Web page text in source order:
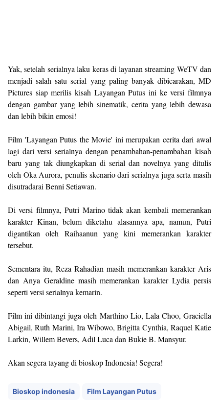
Yak, setelah serialnya laku keras di layanan streaming WeTV dan
menjadi salah satu serial yang paling banyak dibicarakan, MD
Pictures siap merilis kisah Layangan Putus ini ke versi filmnya
dengan gambar yang lebih sinematik, cerita yang lebih dewasa
dan lebih bikin emosi!
Film 'Layangan Putus the Movie' ini merupakan cerita dari awal
lagi dari versi serialnya dengan penambahan-penambahan kisah
baru yang tak diungkapkan di serial dan novelnya yang ditulis
oleh Oka Aurora, penulis skenario dari serialnya juga serta masih
disutradarai Benni Setiawan.
Di versi filmnya, Putri Marino tidak akan kembali memerankan
karakter Kinan, belum diketahu alasannya apa, namun, Putri
digantikan oleh Raihaanun yang kini memerankan karakter
tersebut.
Sementara itu, Reza Rahadian masih memerankan karakter Aris
dan Anya Geraldine masih memerankan karakter Lydia persis
seperti versi serialnya kemarin.
Film ini dibintangi juga oleh Marthino Lio, Lala Choo, Graciella
Abigail, Ruth Marini, Ira Wibowo, Brigitta Cynthia, Raquel Katie
Larkin, Willem Bevers, Adil Luca dan Bukie B. Mansyur.
Akan segera tayang di bioskop Indonesia! Segera!
Bioskop indonesia Film Layangan Putus